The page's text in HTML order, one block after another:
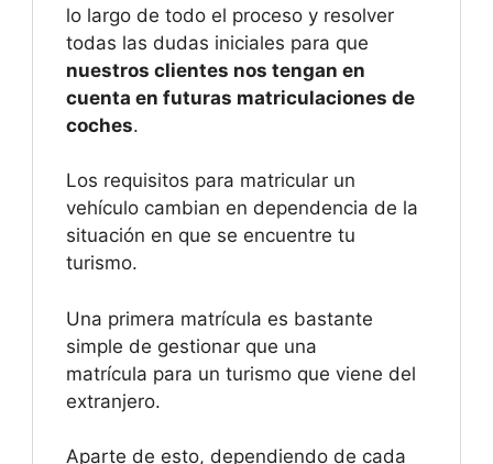
lo largo de todo el proceso y resolver
todas las dudas iniciales para que
nuestros clientes nos tengan en
cuenta en futuras matriculaciones de
coches.
Los requisitos para matricular un
vehículo cambian en dependencia de la
situación en que se encuentre tu
turismo.
Una primera matrícula es bastante
simple de gestionar que una
matrícula para un turismo que viene del
extranjero.
Aparte de esto, dependiendo de cada